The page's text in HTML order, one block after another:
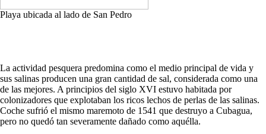
Playa ubicada al lado de San Pedro
La actividad pesquera predomina como el medio principal de vida y
sus salinas producen una gran cantidad de sal, considerada como una
de las mejores. A principios del siglo XVI estuvo habitada por
colonizadores que explotaban los ricos lechos de perlas de las salinas.
Coche sufrió el mismo maremoto de 1541 que destruyo a Cubagua,
pero no quedó tan severamente dañado como aquélla.